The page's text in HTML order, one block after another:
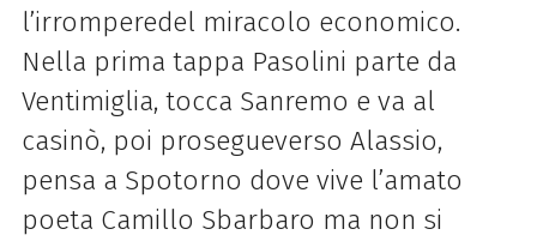
l’irromperedel miracolo economico.
Nella prima tappa Pasolini parte da
Ventimiglia, tocca Sanremo e va al
casinò, poi prosegueverso Alassio,
pensa a Spotorno dove vive l’amato
poeta Camillo Sbarbaro ma non si